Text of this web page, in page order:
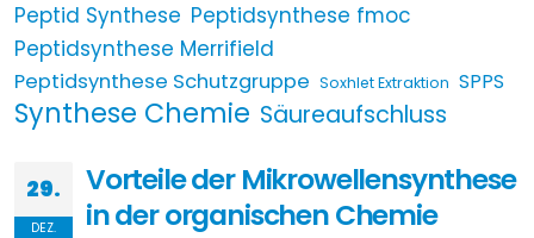
Peptid Synthese Peptidsynthese fmoc
Peptidsynthese Merrifield
Peptidsynthese Schutzgruppe Soxhlet Extraktion SPPS
Synthese Chemie Säureaufschluss
29.
DEZ.
Vorteile der Mikrowellensynthese
in der organischen Chemie